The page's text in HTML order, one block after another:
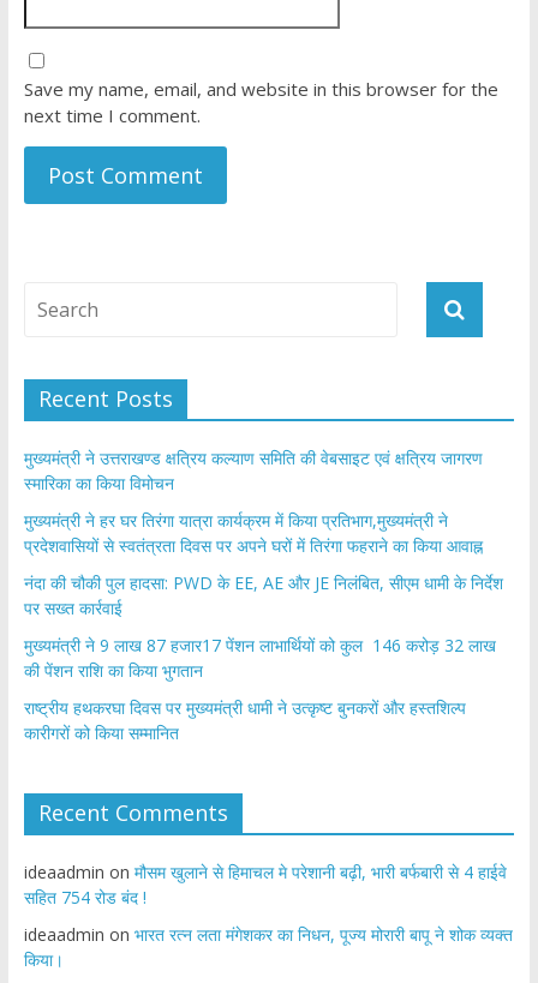
Save my name, email, and website in this browser for the
next time I comment.
Recent Posts
मुख्यमंत्री ने उत्तराखण्ड क्षत्रिय कल्याण समिति की वेबसाइट एवं क्षत्रिय जागरण
स्मारिका का किया विमोचन
मुख्यमंत्री ने हर घर तिरंगा यात्रा कार्यक्रम में किया प्रतिभाग,मुख्यमंत्री ने
प्रदेशवासियों से स्वतंत्रता दिवस पर अपने घरों में तिरंगा फहराने का किया आवाह्न
नंदा की चौकी पुल हादसा: PWD के EE, AE और JE निलंबित, सीएम धामी के निर्देश
पर सख्त कार्रवाई
मुख्यमंत्री ने 9 लाख 87 हजार17 पेंशन लाभार्थियों को कुल 146 करोड़ 32 लाख
की पेंशन राशि का किया भुगतान
राष्ट्रीय हथकरघा दिवस पर मुख्यमंत्री धामी ने उत्कृष्ट बुनकरों और हस्तशिल्प
कारीगरों को किया सम्मानित
Recent Comments
ideaadmin on मौसम खुलाने से हिमाचल मे परेशानी बढ़ी, भारी बर्फबारी से 4 हाईवे
सहित 754 रोड बंद !
ideaadmin on भारत रत्न लता मंगेशकर का निधन, पूज्य मोरारी बापू ने शोक व्यक्त
किया।